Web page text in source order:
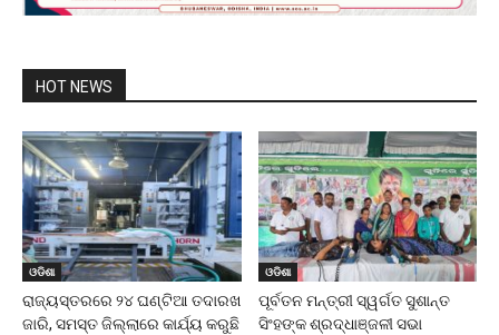
HOT NEWS
ଓଡିଶା
ରାଜ୍ୟସ୍ତରରେ ୨୪ ଘଣ୍ଟିଆ ତଦାରଖ
ଜାରି, ସମସ୍ତ ଜିଲ୍ଲାରେ କାର୍ଯ୍ୟ କରୁଛି
ଓଡିଶା
ପୂର୍ବତନ ମନ୍ତ୍ରୀ ସ୍ୱର୍ଗତ ସୁଶାନ୍ତ
ସିଂହଙ୍କ ଶ୍ରଦ୍ଧାଞ୍ଜଳୀ ସଭା